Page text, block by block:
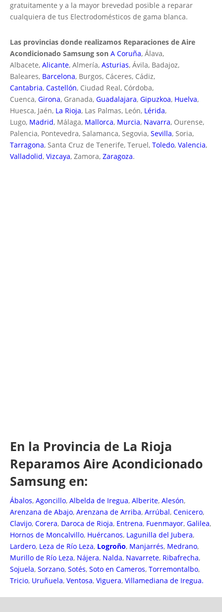
gratuitamente y a la mayor brevedad posible a reparar
cualquiera de tus Electrodomésticos de gama blanca.
Las provincias donde realizamos Reparaciones de Aire
Acondicionado Samsung son A Coruña, Álava,
Albacete, Alicante, Almería, Asturias, Ávila, Badajoz,
Baleares, Barcelona, Burgos, Cáceres, Cádiz,
Cantabria, Castellón, Ciudad Real, Córdoba,
Cuenca, Girona, Granada, Guadalajara, Gipuzkoa, Huelva,
Huesca, Jaén, La Rioja, Las Palmas, León, Lérida,
Lugo, Madrid, Málaga, Mallorca, Murcia, Navarra, Ourense,
Palencia, Pontevedra, Salamanca, Segovia, Sevilla, Soria,
Tarragona, Santa Cruz de Tenerife, Teruel, Toledo, Valencia,
Valladolid, Vizcaya, Zamora, Zaragoza.
En la Provincia de La Rioja
Reparamos Aire Acondicionado
Samsung en:
Ábalos, Agoncillo, Albelda de Iregua, Alberite, Alesón,
Arenzana de Abajo, Arenzana de Arriba, Arrúbal, Cenicero,
Clavijo, Corera, Daroca de Rioja, Entrena, Fuenmayor, Galilea,
Hornos de Moncalvillo, Huércanos, Lagunilla del Jubera,
Lardero, Leza de Río Leza, Logroño, Manjarrés, Medrano,
Murillo de Río Leza, Nájera, Nalda, Navarrete, Ribafrecha,
Sojuela, Sorzano, Sotés, Soto en Cameros, Torremontalbo,
Tricio, Uruñuela, Ventosa, Viguera, Villamediana de Iregua.